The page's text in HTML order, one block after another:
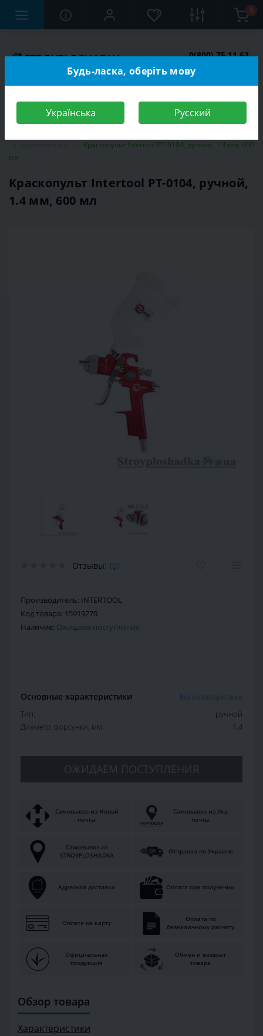
0
0(800) 75 11 63
Краскопульт Intertool PT-0104, ручной, 1.4 мм, 600
мл
Краскопульт Intertool PT-0104, ручной,
1.4 мм, 600 мл
Отзывы: (0)
Производитель: INTERTOOL
Код товара: 15919270
Наличие: Ожидаем поступления
Основные характеристики Все характеристики
Тип:
ручной
Диаметр форсунки, мм:
1.4
ОЖИДАЕМ ПОСТУПЛЕНИЯ
Самовывоз из Новой
почты
Самовывоз из Укр
почты
Самовывоз из
STROYPLOSHADKA
Отправка по Украине
Адресная доставка Оплата при получении
Оплата на карту
Оплата по
безналичному расчету
Официальная
продукция
Обмен и возврат
товара
Обзор товара
Характеристики
Будь-ласка, оберіть мову
Українська Русский